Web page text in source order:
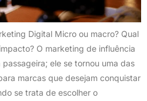
Digital Micro ou macro? Qual
O marketing de influência
ele se tornou uma das
marcas que desejam conquistar
se trata de escolher o